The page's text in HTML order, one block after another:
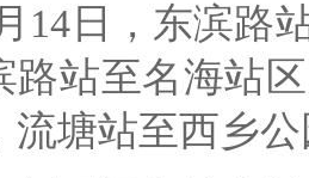
14日，东滨路
路站至名海站
流塘站至西乡